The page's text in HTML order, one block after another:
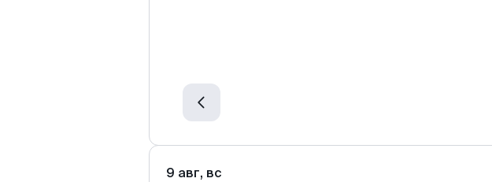
9 авг, вс